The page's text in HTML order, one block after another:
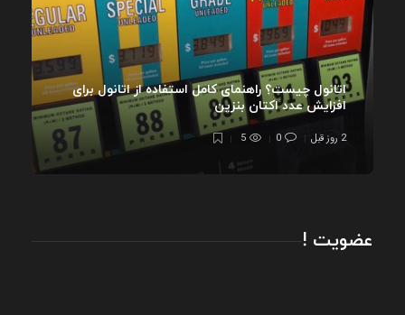
اتانول چیست؟ راهنمای کامل استفاده از اتانول برای
افزایش عدد اکتان بنزین
2 روز قبل 0
5
عضویت !